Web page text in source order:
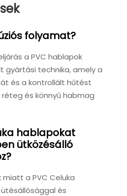
folyamat?
a PVC hablapok
gyártási technika, amely a
és a kontrollált hűtést
réteg és könnyű habmag
hablapokat
ütközésálló
a PVC Celuka
és